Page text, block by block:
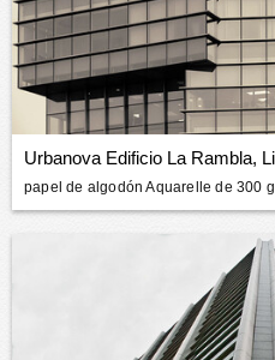
Urbanova Edificio La Rambla,
papel de algodón Aquarelle de 300